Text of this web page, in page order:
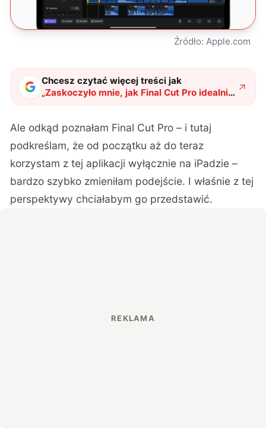
Źródło: Apple.com
Chcesz czytać więcej treści jak
„Zaskoczyło mnie, jak Final Cut Pro idealnie
z nim współgra. Dlaczego wideo montuje
Ale odkąd poznałam Final Cut Pro – i tutaj
podkreślam, że od początku aż do teraz
korzystam z tej aplikacji wyłącznie na iPadzie –
bardzo szybko zmieniłam podejście. I właśnie z tej
perspektywy chciałabym go przedstawić.